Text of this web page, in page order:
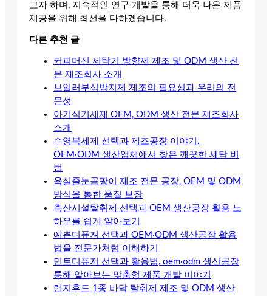
고자 하며, 지속적인 연구 개발을 통해 더욱 나은 제품
제공을 위해 최선을 다하겠습니다.
다른 추천 글
커피머신 세탁기 방향제 제조 및 ODM 생산 전
문 제조회사 소개
보일러부식방지제 제조의 필요성과 우리의 전
문성
아기식기세제 OEM, ODM 생산 전문 제조회사
소개
수영복세제 선택과 제조공장 이야기.
OEM·ODM 생산업체에서 찾은 깨끗한 세탁 비
법
욕실줄눈곰팡이 제조 전문 공장, OEM 및 ODM
방식을 통한 품질 보장
축산시설탈취제 선택과 OEM 생산공장 활용 노
하우를 쉽게 알아보기
예쁜디퓨져 선택과 OEM·ODM 생산공장 활용
법을 전문가처럼 이해하기
민트디퓨저 선택과 활용법, oem·odm 생산공장
통해 알아보는 맞춤형 제품 개발 이야기
렌지후드 1종 바닥 탈취제 제조 및 ODM 생산